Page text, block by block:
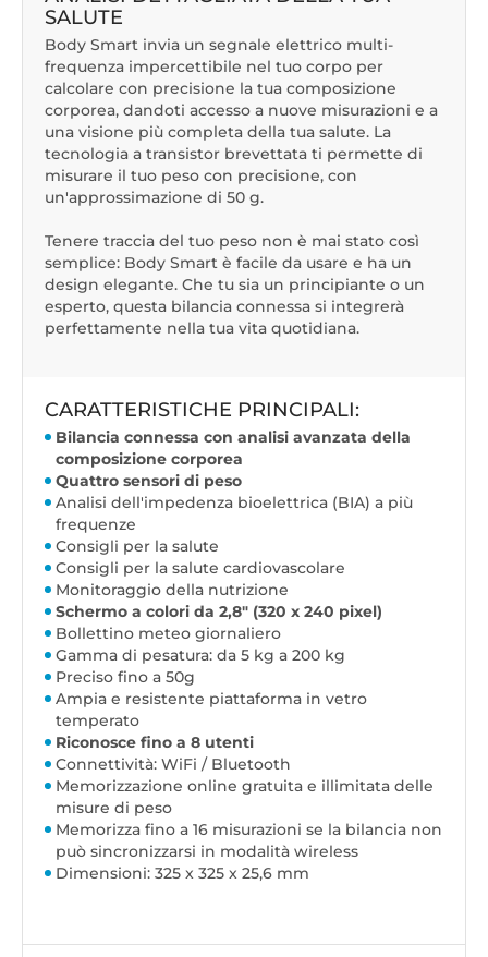
SALUTE
Body Smart invia un segnale elettrico multi-
frequenza impercettibile nel tuo corpo per
calcolare con precisione la tua composizione
corporea, dandoti accesso a nuove misurazioni e a
una visione più completa della tua salute. La
tecnologia a transistor brevettata ti permette di
misurare il tuo peso con precisione, con
un'approssimazione di 50 g.
Tenere traccia del tuo peso non è mai stato così
semplice: Body Smart è facile da usare e ha un
design elegante. Che tu sia un principiante o un
esperto, questa bilancia connessa si integrerà
perfettamente nella tua vita quotidiana.
CARATTERISTICHE PRINCIPALI:
Bilancia connessa con analisi avanzata della
composizione corporea
Quattro sensori di peso
Analisi dell'impedenza bioelettrica (BIA) a più
frequenze
Consigli per la salute
Consigli per la salute cardiovascolare
Monitoraggio della nutrizione
Schermo a colori da 2,8" (320 x 240 pixel)
Bollettino meteo giornaliero
Gamma di pesatura: da 5 kg a 200 kg
Preciso fino a 50g
Ampia e resistente piattaforma in vetro
temperato
Riconosce fino a 8 utenti
Connettività: WiFi / Bluetooth
Memorizzazione online gratuita e illimitata delle
misure di peso
Memorizza fino a 16 misurazioni se la bilancia non
può sincronizzarsi in modalità wireless
Dimensioni: 325 x 325 x 25,6 mm